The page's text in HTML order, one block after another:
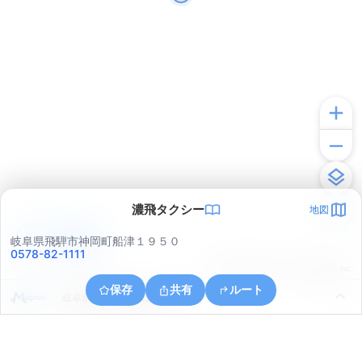
濃飛タクシー 地図
岐阜県飛騨市神岡町船津１９５０
0578-82-1111
保存 共有 ルート
岐阜県飛騨市神岡町西漆山
アプリで見る